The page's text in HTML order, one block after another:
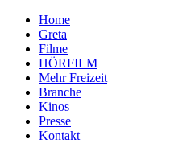
Home
Greta
Filme
HÖRFILM
Mehr Freizeit
Branche
Kinos
Presse
Kontakt